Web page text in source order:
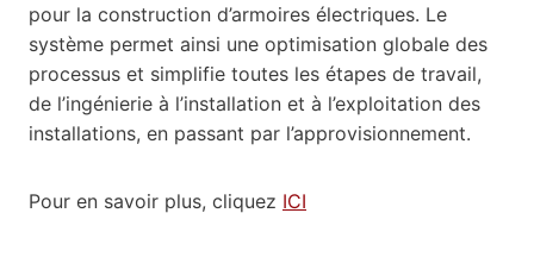
pour la construction d’armoires électriques. Le
système permet ainsi une optimisation globale des
processus et simplifie toutes les étapes de travail,
de l’ingénierie à l’installation et à l’exploitation des
installations, en passant par l’approvisionnement.
Pour en savoir plus, cliquez ICI